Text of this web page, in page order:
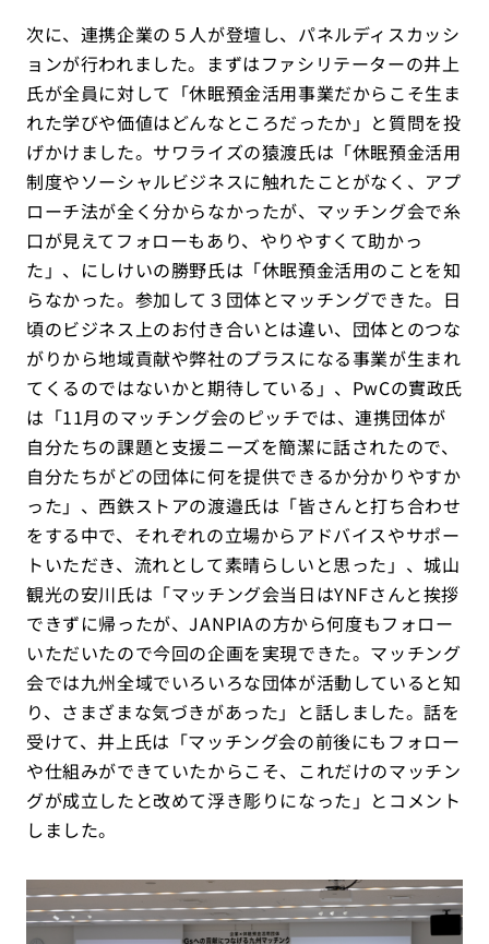
次に、連携企業の５人が登壇し、パネルディスカッシ
ョンが行われました。まずはファシリテーターの井上
氏が全員に対して「休眠預金活用事業だからこそ生ま
れた学びや価値はどんなところだったか」と質問を投
げかけました。サワライズの猿渡氏は「休眠預金活用
制度やソーシャルビジネスに触れたことがなく、アプ
ローチ法が全く分からなかったが、マッチング会で糸
口が見えてフォローもあり、やりやすくて助かっ
た」、にしけいの勝野氏は「休眠預金活用のことを知
らなかった。参加して３団体とマッチングできた。日
頃のビジネス上のお付き合いとは違い、団体とのつな
がりから地域貢献や弊社のプラスになる事業が生まれ
てくるのではないかと期待している」、PwCの實政氏
は「11月のマッチング会のピッチでは、連携団体が
自分たちの課題と支援ニーズを簡潔に話されたので、
自分たちがどの団体に何を提供できるか分かりやすか
った」、西鉄ストアの渡邉氏は「皆さんと打ち合わせ
をする中で、それぞれの立場からアドバイスやサポー
トいただき、流れとして素晴らしいと思った」、城山
観光の安川氏は「マッチング会当日はYNFさんと挨拶
できずに帰ったが、JANPIAの方から何度もフォロー
いただいたので今回の企画を実現できた。マッチング
会では九州全域でいろいろな団体が活動していると知
り、さまざまな気づきがあった」と話しました。話を
受けて、井上氏は「マッチング会の前後にもフォロー
や仕組みができていたからこそ、これだけのマッチン
グが成立したと改めて浮き彫りになった」とコメント
しました。